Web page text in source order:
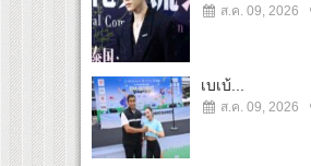
ส.ค. 09, 2026
เบเบ้...
ส.ค. 09, 2026